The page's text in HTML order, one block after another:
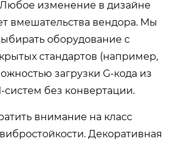
изменение в дизайне
вмешательства вендора. Мы
оборудование с
стандартов (например,
загрузки G-кода из
систем без конвертации.
внимание на класс
Декоративная